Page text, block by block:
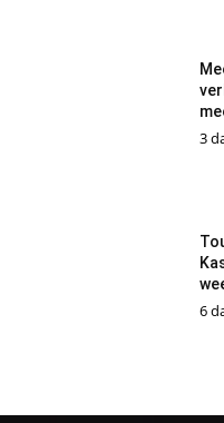
3
6